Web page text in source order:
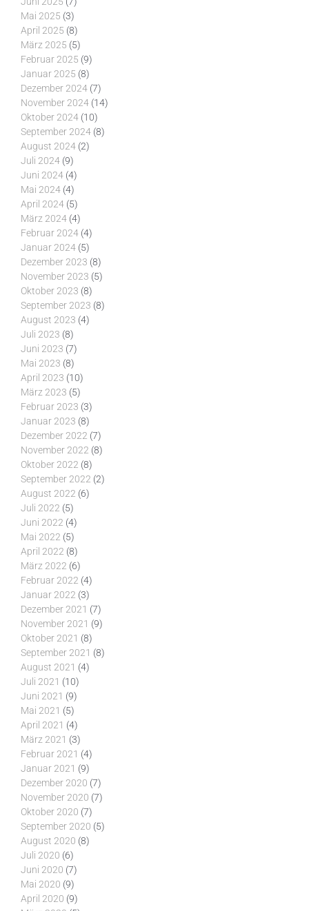
Mai 2025 (3)
April 2025 (8)
März 2025 (5)
Februar 2025 (9)
Januar 2025 (8)
Dezember 2024 (7)
November 2024 (14)
Oktober 2024 (10)
September 2024 (8)
August 2024 (2)
Juli 2024 (9)
Juni 2024 (4)
Mai 2024 (4)
April 2024 (5)
März 2024 (4)
Februar 2024 (4)
Januar 2024 (5)
Dezember 2023 (8)
November 2023 (5)
Oktober 2023 (8)
September 2023 (8)
August 2023 (4)
Juli 2023 (8)
Juni 2023 (7)
Mai 2023 (8)
April 2023 (10)
März 2023 (5)
Februar 2023 (3)
Januar 2023 (8)
Dezember 2022 (7)
November 2022 (8)
Oktober 2022 (8)
September 2022 (2)
August 2022 (6)
Juli 2022 (5)
Juni 2022 (4)
Mai 2022 (5)
April 2022 (8)
März 2022 (6)
Februar 2022 (4)
Januar 2022 (3)
Dezember 2021 (7)
November 2021 (9)
Oktober 2021 (8)
September 2021 (8)
August 2021 (4)
Juli 2021 (10)
Juni 2021 (9)
Mai 2021 (5)
April 2021 (4)
März 2021 (3)
Februar 2021 (4)
Januar 2021 (9)
Dezember 2020 (7)
November 2020 (7)
Oktober 2020 (7)
September 2020 (5)
August 2020 (8)
Juli 2020 (6)
Juni 2020 (7)
Mai 2020 (9)
April 2020 (9)